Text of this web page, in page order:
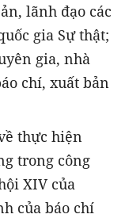
lãnh đạo các
gia Sự thật;
gia, nhà
chí, xuất bản
thực hiện
trong công
XIV của
của báo chí